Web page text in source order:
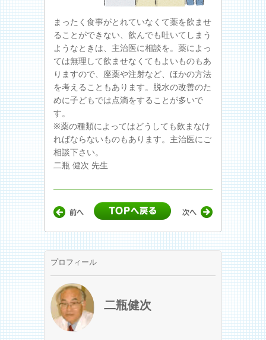
まったく食事がとれていなくて薬を飲ませ
ることができない、飲んでも吐いてしまう
ようなときは、主治医に相談を。薬によっ
ては無理して飲ませなくてもよいものもあ
りますので、座薬や注射など、ほかの方法
を考えることもあります。脱水の改善のた
めに子どもでは点滴をすることが多いで
す。
※薬の種類によってはどうしても飲まなけ
ればならないものもあります。主治医にご
相談下さい。
二瓶 健次 先生
プロフィール
二瓶健次